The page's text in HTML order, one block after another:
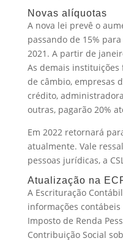
Novas alíquotas
A nova lei prevê o
passando de 15%
2021. A partir de
As demais instituições
de câmbio, empresas
crédito,
outras, pagarão 20%
Em 2022 retornará
atualmente. Vale
pessoas jurídicas, a
Atualização na
A Escrituração
informações
Imposto de Renda
Contribuição Social